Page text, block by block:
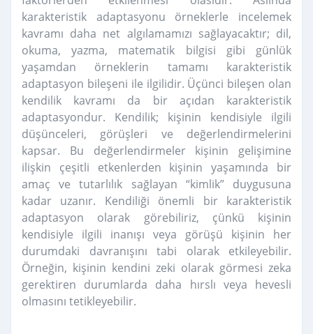
karakteristik adaptasyonu örneklerle incelemek
kavramı daha net algılamamızı sağlayacaktır; dil,
okuma, yazma, matematik bilgisi gibi günlük
yaşamdan örneklerin tamamı karakteristik
adaptasyon bileşeni ile ilgilidir. Üçünci bileşen olan
kendilik kavramı da bir açıdan karakteristik
adaptasyondur. Kendilik; kişinin kendisiyle ilgili
düşünceleri, görüşleri ve değerlendirmelerini
kapsar. Bu değerlendirmeler kişinin gelişimine
ilişkin çeşitli etkenlerden kişinin yaşamında bir
amaç ve tutarlılık sağlayan “kimlik” duygusuna
kadar uzanır. Kendiliği önemli bir karakteristik
adaptasyon olarak görebiliriz, çünkü kişinin
kendisiyle ilgili inanışı veya görüşü kişinin her
durumdaki davranışını tabi olarak etkileyebilir.
Örneğin, kişinin kendini zeki olarak görmesi zeka
gerektiren durumlarda daha hırslı veya hevesli
olmasını tetikleyebilir.